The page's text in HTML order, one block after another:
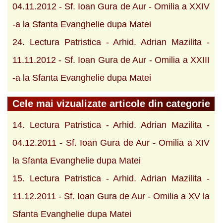
04.11.2012 - Sf. Ioan Gura de Aur - Omilia a XXIV
-a la Sfanta Evanghelie dupa Matei
24. Lectura Patristica - Arhid. Adrian Mazilita -
11.11.2012 - Sf. Ioan Gura de Aur - Omilia a XXIII
-a la Sfanta Evanghelie dupa Matei
Cele mai vizualizate articole din categorie
14. Lectura Patristica - Arhid. Adrian Mazilita -
04.12.2011 - Sf. Ioan Gura de Aur - Omilia a XIV
la Sfanta Evanghelie dupa Matei
15. Lectura Patristica - Arhid. Adrian Mazilita -
11.12.2011 - Sf. Ioan Gura de Aur - Omilia a XV la
Sfanta Evanghelie dupa Matei